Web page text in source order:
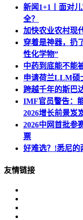
新闻1+1丨面对
全？
加快农业农村现
穿着是神器，扔
性化学物”
中药到底能不能
申请荷兰LLM硕
跨越千年的斯巴
IMF官员警告：
2026增长前景岌
2026中网首批参
票
好难选？!悉尼的
友情链接